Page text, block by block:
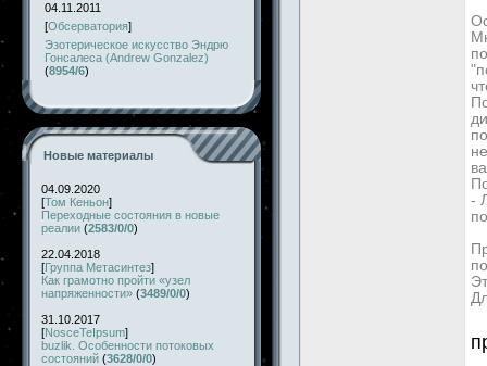
04.11.2011
[Обсерватория]
Эзотерическое искусство Эндрю
Гонсалеса (Andrew Gonzalez)
(8954/6)
Новые материалы
04.09.2020
[Том Кеньон]
Переходные состояния в новые
реалии (2583/0/0)
22.04.2018
[Группа Метасинтез]
Как грамотно пройти «узел
напряженности» (3489/0/0)
31.10.2017
[NosceTeIpsum]
buzlik. Особенности потоковых
состояний (3628/0/0)
-